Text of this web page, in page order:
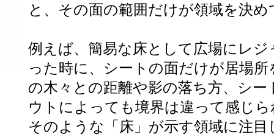
と、その面の範囲だけが領域を決
例えば、簡易な床として広場にレ
った時に、シートの面だけが居場
の木々との距離や影の落ち方、シ
ウトによっても境界は違って感じ
そのような「床」が示す領域に注